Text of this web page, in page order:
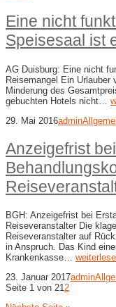
Eine nicht
Speisesaal ist
AG Duisburg: Eine nicht
Reisemangel Ein Urlauber
Minderung des
gebuchten Hotels nicht…
29. Mai 2016admin
Anzeigefrist
BGH: Anzeigefrist bei
Reiseveranstalter Die
Reiseveranstalter auf
in Anspruch. Das Kind
Krankenkasse…
23. Januar 2017admin
Seite 1 von 21 2